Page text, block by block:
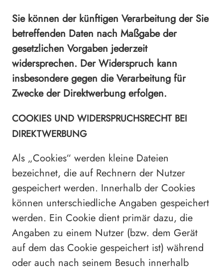
Sie können der künftigen Verarbeitung der Sie
betreffenden Daten nach Maßgabe der
gesetzlichen Vorgaben jederzeit
widersprechen. Der Widerspruch kann
insbesondere gegen die Verarbeitung für
Zwecke der Direktwerbung erfolgen.
COOKIES UND WIDERSPRUCHSRECHT BEI
DIREKTWERBUNG
Als „Cookies“ werden kleine Dateien
bezeichnet, die auf Rechnern der Nutzer
gespeichert werden. Innerhalb der Cookies
können unterschiedliche Angaben gespeichert
werden. Ein Cookie dient primär dazu, die
Angaben zu einem Nutzer (bzw. dem Gerät
auf dem das Cookie gespeichert ist) während
oder auch nach seinem Besuch innerhalb